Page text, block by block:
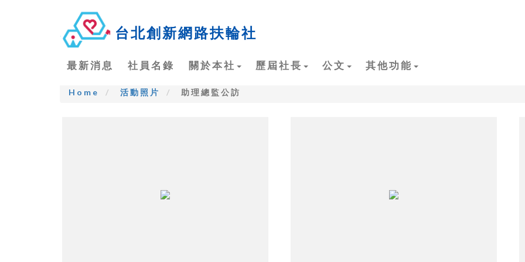
台北創新網路扶輪社
最新消息 社員名錄 關於本社 歷屆社長 公文 其他功能
Home 活動照片 助理總監公訪